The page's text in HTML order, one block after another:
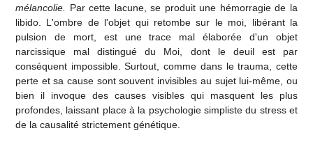
mélancolie. Par cette lacune, se produit une hémorragie de la
libido. L'ombre de l'objet qui retombe sur le moi, libérant la
pulsion de mort, est une trace mal élaborée d'un objet
narcissique mal distingué du Moi, dont le deuil est par
conséquent impossible. Surtout, comme dans le trauma, cette
perte et sa cause sont souvent invisibles au sujet lui-même, ou
bien il invoque des causes visibles qui masquent les plus
profondes, laissant place à la psychologie simpliste du stress et
de la causalité strictement génétique.